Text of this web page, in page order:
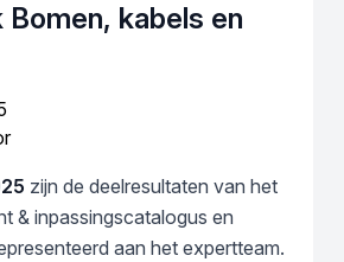
kabels en
zijn de deelresultaten van het
& inpassingscatalogus en
aan het expertteam.